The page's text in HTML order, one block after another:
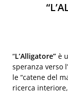
“L’Alligatore” è
speranza verso
le “catene del
ricerca